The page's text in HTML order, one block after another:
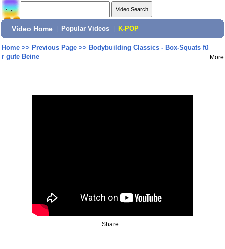
Video Home Popular Videos K-POP
Home>> Previous Page>> Bodybuilding Classics - Box-Squats fü
r gute Beine
More
Share: